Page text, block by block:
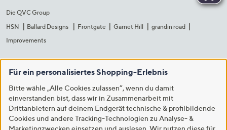
Die QVC Group
HSN
Ballard Designs Frontgate Garnet Hill
grandin road
Improvements
Für ein personalisiertes Shopping-Erlebnis
Bitte wähle „Alle Cookies zulassen“, wenn du damit
einverstanden bist, dass wir in Zusammenarbeit mit
Drittanbietern auf deinem Endgerät technische & profilbildende
Cookies und andere Tracking-Technologien zu Analyse- &
Marketingzwecken einsetzen und auslesen. Wir nutzen diese für